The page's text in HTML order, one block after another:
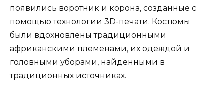
появились воротник и корона, созданные с
помощью технологии 3D-печати. Костюмы
были вдохновлены традиционными
африканскими племенами, их одеждой и
головными уборами, найденными в
традиционных источниках.